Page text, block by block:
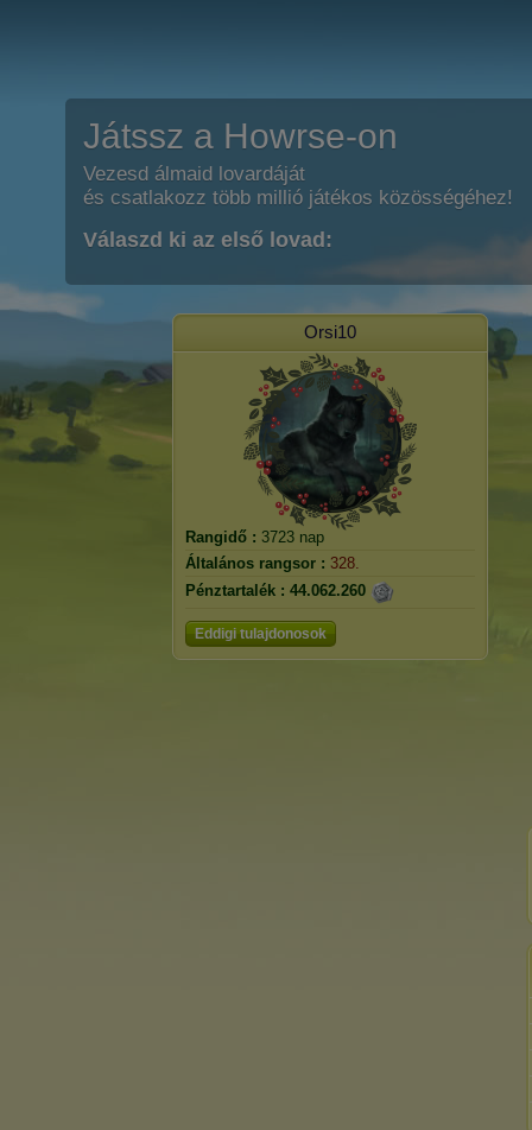
Játssz a Howrse-on
Vezesd álmaid lovardáját
és csatlakozz több millió játékos közösségéhez!
Válaszd ki az első lovad:
Orsi10
Rangidő : 3723 nap
Általános rangsor : 328.
Pénztartalék : 44.062.260
Eddigi tulajdonosok